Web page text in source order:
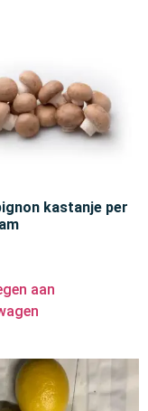
kastanje per
aan